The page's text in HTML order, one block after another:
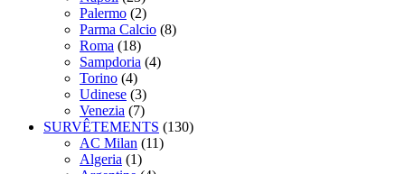
Palermo (2)
Parma Calcio (8)
Roma (18)
Sampdoria (4)
Torino (4)
Udinese (3)
Venezia (7)
SURVÊTEMENTS (130)
AC Milan (11)
Algeria (1)